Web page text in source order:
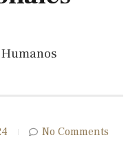
No Comments